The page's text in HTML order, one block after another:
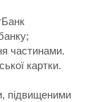
частинами.
картки.
підвищеними